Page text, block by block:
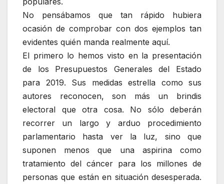
No pensábamos que tan rápido hubiera
ocasión de comprobar con dos ejemplos tan
evidentes quién manda realmente aquí.
El primero lo hemos visto en la presentación
de los Presupuestos Generales del Estado
para 2019. Sus medidas estrella como sus
autores reconocen, son más un brindis
electoral que otra cosa. No sólo deberán
recorrer un largo y arduo procedimiento
parlamentario hasta ver la luz, sino que
suponen menos que una aspirina como
tratamiento del cáncer para los millones de
personas que están en situación desesperada.